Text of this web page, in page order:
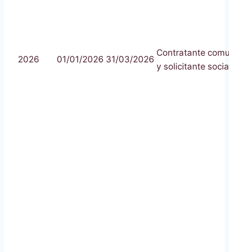
2026 01/01/2026 31/03/2026
Contratante
y solicitante